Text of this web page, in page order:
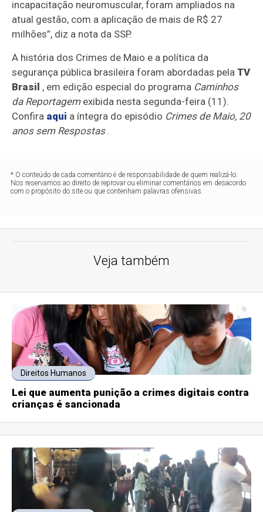
incapacitação neuromuscular, foram ampliados na
atual gestão, com a aplicação de mais de R$ 27
milhões”, diz a nota da SSP.
A história dos Crimes de Maio e a política da
segurança pública brasileira foram abordadas pelaTV
Brasil , em edição especial do programa Caminhos
da Reportagemexibida nesta segunda-feira (11).
Confira aqui a íntegra do episódio Crimes de Maio, 20
anos sem Respostas.
* O conteúdo de cada comentário é de responsabilidade de quem realizá-lo.
Nos reservamos ao direito de reprovar ou eliminar comentários em desacordo
com o propósito do site ou que contenham palavras ofensivas.
Veja também
Direitos Humanos
Lei que aumenta punição a crimes digitais contra
crianças é sancionada